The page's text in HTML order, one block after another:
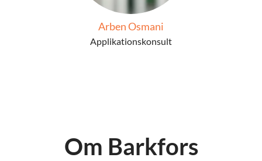
Arben Osmani
Applikationskonsult
Om Barkfors